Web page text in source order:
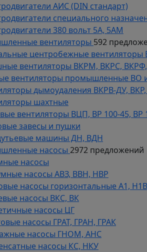
АИС (DIN стандарт)
специального
380 вольт 5А, 5АМ
вентиляторы 592
центробежные вентиляторы
вентиляторы ВКРМ, ВКРС,
вентиляторы промышленные ВО
дымоудаления ВКРВ-ДУ,
шахтные
вентиляторы ВЦП, ВР 100-45, ВР
завесы и пушки
машины ДН, ВДН
насосы 2972 предложений
насосы
насосы АВЗ, ВВН, НВР
насосы горизонтальные А1, Н1В
насосы ВКС, ВК
насосы ЦГ
насосы ГРАТ, ГРАН, ГРАК
насосы ГНОМ, АНС
насосы КС, НКУ